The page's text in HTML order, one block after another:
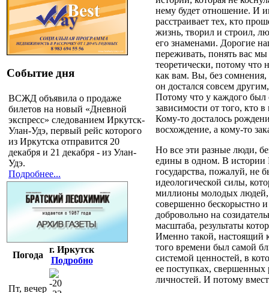
Событие дня
ВСЖД объявила о продаже
билетов на новый «Дневной
экспресс» следованием Иркутск-
Улан-Удэ, первый рейс которого
из Иркутска отправится 20
декабря и 21 декабря - из Улан-
Удэ.
Подробнее...
Погода
г. Иркутск
Подробно
Пт, вечер
-20
нему будет отношение. И
расстраивает тех, кто
жизнь, творил и строил,
его знаменами. Дорогие
переживать, понять вас
теоретически, потому что
как вам. Вы, без сомнения,
он достался совсем
Потому что у каждого был
зависимости от того, кто
Кому-то досталось
восхождение, а кому-то
Но все эти разные люди,
едины в одном. В истории
государства, пожалуй, не
идеологической силы,
миллионы молодых людей,
совершенно бескорыстно
добровольно на
масштаба, результаты
Именно такой, настоящий
того времени был самой
системой ценностей, в
ее поступках, свершенных
личностей. И потому